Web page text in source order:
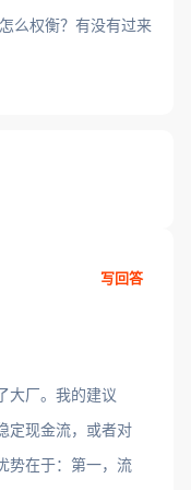
么权衡？有没有过来
写回答
大厂。我的建议
定现金流，或者对
势在于：第一，流